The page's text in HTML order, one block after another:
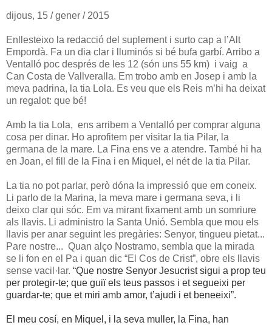
dijous, 15 / gener / 2015
Enllesteixo la redacció del suplement i surto cap a l’Alt
Empordà. Fa un dia clar i lluminós si bé bufa garbí. Arribo a
Ventalló poc després de les 12 (són uns 55 km) i vaig a
Can Costa de Vallveralla. Em trobo amb en Josep i amb la
meva padrina, la tia Lola. Es veu que els Reis m’hi ha deixat
un regalot: que bé!
Amb la tia Lola, ens arribem a Ventalló per comprar alguna
cosa per dinar. Ho aprofitem per visitar la tia Pilar, la
germana de la mare. La Fina ens ve a atendre. També hi ha
en Joan, el fill de la Fina i en Miquel, el nét de la tia Pilar.
La tia no pot parlar, però dóna la impressió que em coneix.
Li parlo de la Marina, la meva mare i germana seva, i li
deixo clar qui sóc. Em va mirant fixament amb un somriure
als llavis. Li administro la Santa Unió. Sembla que mou els
llavis per anar seguint les pregàries: Senyor, tingueu pietat...
Pare nostre... Quan alço Nostramo, sembla que la mirada
se li fon en el Pa i quan dic “El Cos de Crist”, obre els llavis
sense vacil·lar. “Que nostre Senyor Jesucrist sigui a prop teu
per protegir-te; que guiï els teus passos i et segueixi per
guardar-te; que et miri amb amor, t’ajudi i et beneeixi”.
El meu cosí, en Miquel, i la seva muller, la Fina, han